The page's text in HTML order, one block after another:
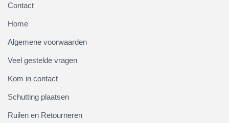
Contact
Home
Algemene voorwaarden
Veel gestelde vragen
Kom in contact
Schutting plaatsen
Ruilen en Retourneren